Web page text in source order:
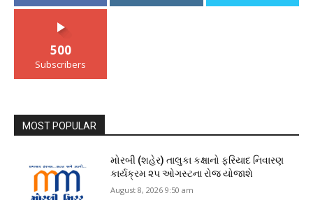
500
Subscribers
MOST POPULAR
મોરબી (શહેર) તાલુકા કક્ષાનો ફરિયાદ નિવારણ
કાર્યક્રમ ૨૫ ઓગસ્ટના રોજ યોજાશે
August 8, 2026 9:50 am